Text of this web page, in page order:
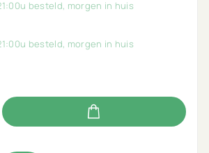
besteld, morgen in huis
besteld, morgen in huis